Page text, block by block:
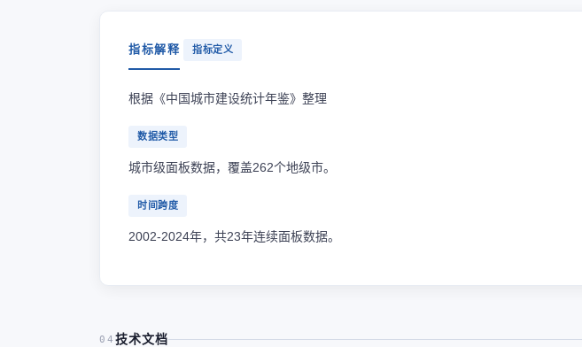
指标解释 指标定义
根据《中国城市建设统计年鉴》整理
数据类型
城市级面板数据，覆盖262个地级市。
时间跨度
2002-2024年，共23年连续面板数据。
04 技术文档